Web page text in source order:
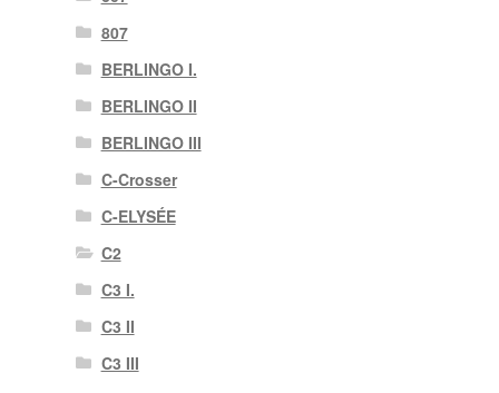
807
BERLINGO I.
BERLINGO II
BERLINGO III
C-Crosser
C-ELYSÉE
C2
C3 I.
C3 II
C3 III